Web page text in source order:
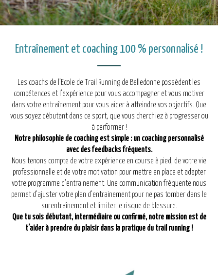
Entraînement et coaching 100 % personnalisé !
Les coachs de l’Ecole de Trail Running de Belledonne possèdent les
compétences et l’expérience pour vous accompagner et vous motiver
dans votre entraînement pour vous aider à atteindre vos objectifs. Que
vous soyez débutant dans ce sport, que vous cherchiez à progresser ou
à performer !
Notre philosophie de coaching est simple : un coaching personnalisé
avec des feedbacks fréquents.
Nous tenons compte de votre expérience en course à pied, de votre vie
professionnelle et de votre motivation pour mettre en place et adapter
votre programme d’entrainement. Une communication fréquente nous
permet d’ajuster votre plan d’entrainement pour ne pas tomber dans le
surentraînement et limiter le risque de blessure.
Que tu sois débutant, intermédiaire ou confirmé, notre mission est de
t’aider à prendre du plaisir dans la pratique du trail running !